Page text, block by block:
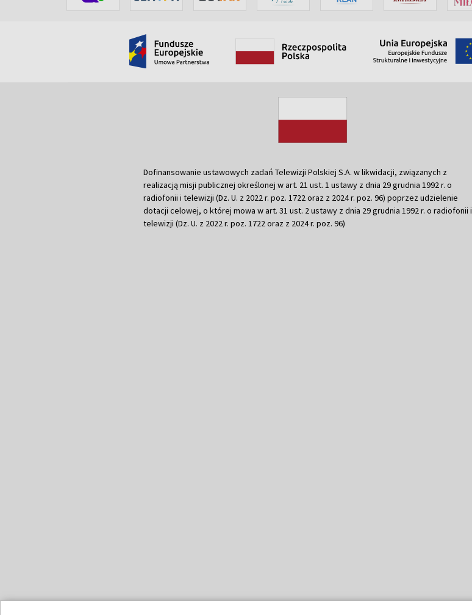
Dofinansowanie ustawowych zadań Telewizji Polskiej S.A. w likwidacji, związanych z
realizacją misji publicznej określonej w art. 21 ust. 1 ustawy z dnia 29 grudnia 1992 r. o
radiofonii i telewizji (Dz. U. z 2022 r. poz. 1722 oraz z 2024 r. poz. 96) poprzez udzielenie
dotacji celowej, o której mowa w art. 31 ust. 2 ustawy z dnia 29 grudnia 1992 r. o radiofonii i
telewizji (Dz. U. z 2022 r. poz. 1722 oraz z 2024 r. poz. 96)